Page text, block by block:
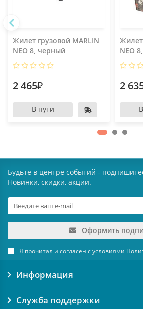
Жилет грузовой MARLIN
NEO 8, черный
2 465₽
В пути
Жилет
NEO
2
Будьте в центре событий -
Новинки, скидки, акции.
Оформить
Я прочитал и согласен с условиями
Информация
Служба поддержки